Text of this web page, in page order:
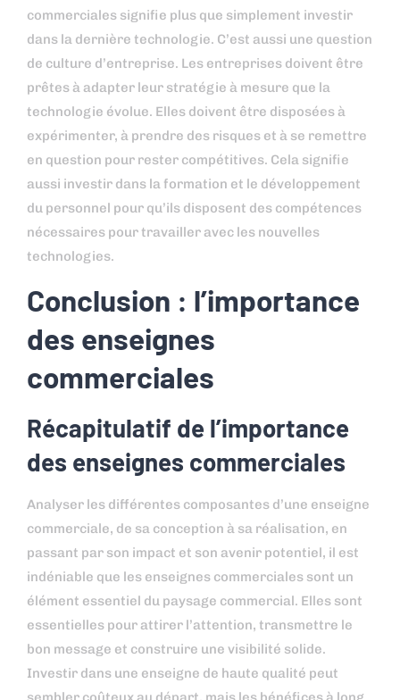
commerciales signifie plus que simplement investir
dans la dernière technologie. C’est aussi une question
de culture d’entreprise. Les entreprises doivent être
prêtes à adapter leur stratégie à mesure que la
technologie évolue. Elles doivent être disposées à
expérimenter, à prendre des risques et à se remettre
en question pour rester compétitives. Cela signifie
aussi investir dans la formation et le développement
du personnel pour qu’ils disposent des compétences
nécessaires pour travailler avec les nouvelles
technologies.
Conclusion : l’importance
des enseignes
commerciales
Récapitulatif de l’importance
des enseignes commerciales
Analyser les différentes composantes d’une enseigne
commerciale, de sa conception à sa réalisation, en
passant par son impact et son avenir potentiel, il est
indéniable que les enseignes commerciales sont un
élément essentiel du paysage commercial. Elles sont
essentielles pour attirer l’attention, transmettre le
bon message et construire une visibilité solide.
Investir dans une enseigne de haute qualité peut